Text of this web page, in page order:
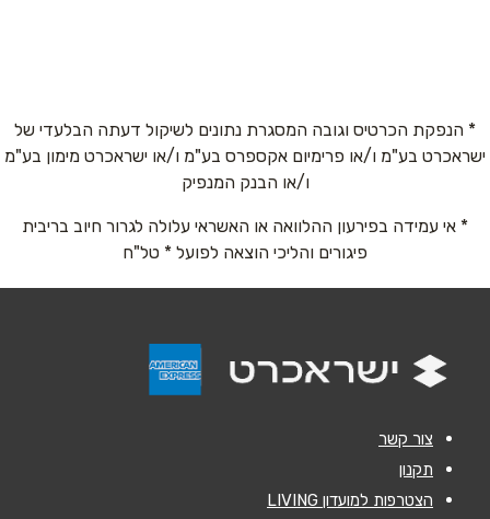
טלפון*
אימייל*
* הנפקת הכרטיס וגובה המסגרת נתונים לשיקול דעתה הבלעדי של
ישראכרט בע"מ ו/או פרימיום אקספרס בע"מ ו/או ישראכרט מימון בע"מ
ו/או הבנק המנפיק
* אי עמידה בפירעון ההלוואה או האשראי עלולה לגרור חיוב בריבית
פיגורים והליכי הוצאה לפועל * טל"ח
צור קשר
תקנון
הצטרפות למועדון LIVING